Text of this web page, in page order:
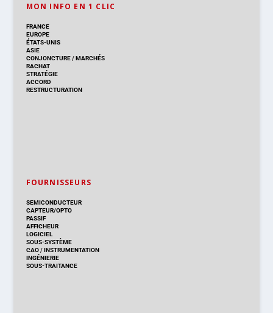
MON INFO EN 1 CLIC
FRANCE
EUROPE
ÉTATS-UNIS
ASIE
CONJONCTURE/MARCHÉS
RACHAT
STRATÉGIE
ACCORD
RESTRUCTURATION
FOURNISSEURS
SEMICONDUCTEUR
CAPTEUR/OPTO
PASSIF
AFFICHEUR
LOGICIEL
SOUS-SYSTÈME
CAO/INSTRUMENTATION
INGÉNIERIE
SOUS-TRAITANCE